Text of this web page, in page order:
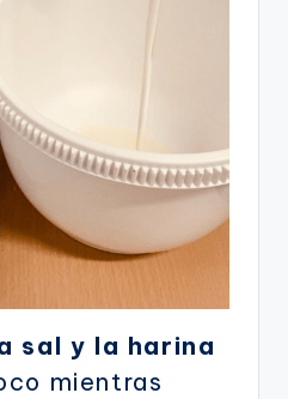
sal y la harina
mientras